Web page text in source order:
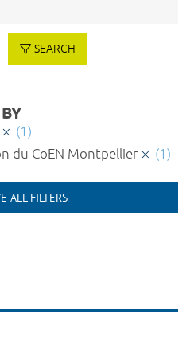
SEARCH
(1)
du CoEN Montpellier
(1)
ALL FILTERS